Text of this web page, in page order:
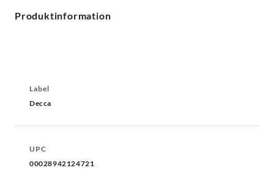
Produktinformation
Label
Decca
UPC
00028942124721